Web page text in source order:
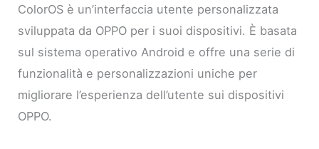
ColorOS è un’interfaccia utente personalizzata
sviluppata da OPPO per i suoi dispositivi. È basata
sul sistema operativo Android e offre una serie di
funzionalità e personalizzazioni uniche per
migliorare l’esperienza dell’utente sui dispositivi
OPPO.